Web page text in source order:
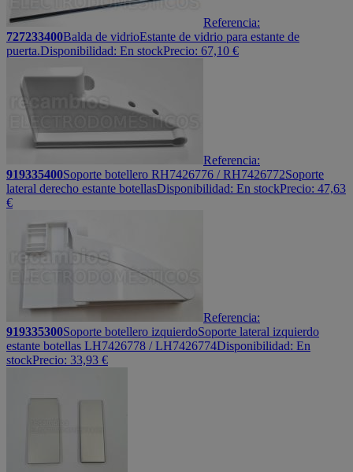
Referencia:
727233400Balda de vidrioEstante de vidrio para estante de
puerta.Disponibilidad: En stockPrecio: 67,10 €
Referencia:
919335400Soporte botellero RH7426776 / RH7426772Soporte
lateral derecho estante botellasDisponibilidad: En stockPrecio: 47,63
€
Referencia:
919335300Soporte botellero izquierdoSoporte lateral izquierdo
estante botellas LH7426778 / LH7426774Disponibilidad: En
stockPrecio: 33,93 €